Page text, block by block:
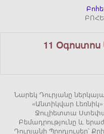
11 Օգոստոս
Նարեկ Դուրյանը
«Անտիկվար
Ջուլիետտա
Բեմադրությունը և
Դուրյանի Պրոդյուսեր՝